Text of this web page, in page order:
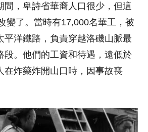
間，卑詩省華裔人口很少，但這
變了。當時有17,000名華工，被
平洋鐵路，負責穿越洛磯山脈最
段。他們的工資和待遇，遠低於
在炸藥炸開山口時，因事故喪